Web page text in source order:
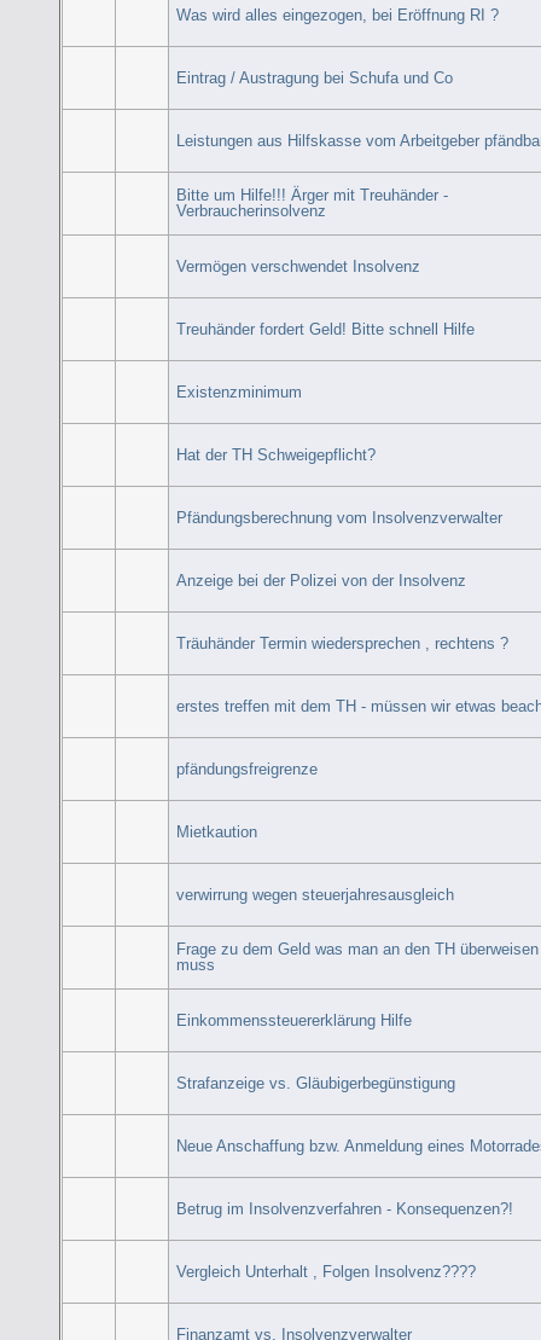
Was wird alles eingezogen, bei Eröffnung RI ?
Eintrag / Austragung bei Schufa und Co
Leistungen aus Hilfskasse vom Arbeitgeber
Bitte um Hilfe!!! Ärger mit Treuhänder -
Verbraucherinsolvenz
Vermögen verschwendet Insolvenz
Treuhänder fordert Geld! Bitte schnell Hilfe
Existenzminimum
Hat der TH Schweigepflicht?
Pfändungsberechnung vom Insolvenzverwalter
Anzeige bei der Polizei von der Insolvenz
Träuhänder Termin wiedersprechen , rechtens ?
erstes treffen mit dem TH - müssen wir etwas
pfändungsfreigrenze
Mietkaution
verwirrung wegen steuerjahresausgleich
Frage zu dem Geld was man an den TH überweisen
muss
Einkommenssteuererklärung Hilfe
Strafanzeige vs. Gläubigerbegünstigung
Neue Anschaffung bzw. Anmeldung eines
Betrug im Insolvenzverfahren - Konsequenzen?!
Vergleich Unterhalt , Folgen Insolvenz????
Finanzamt vs. Insolvenzverwalter